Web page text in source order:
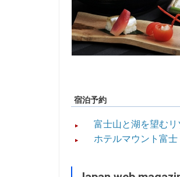
宿泊予約
富士山と湖を望む
ホテルマウント富士